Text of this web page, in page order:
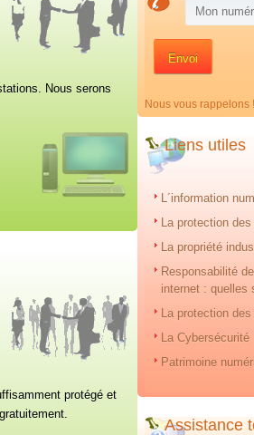
Nous serons
protégé et
Nous vous rappelons !
Liens utiles
L´information
La protection
La propriété
Responsabilité
internet : quelles
La protection des
La Cybersécurité
Patrimoine
Assistance